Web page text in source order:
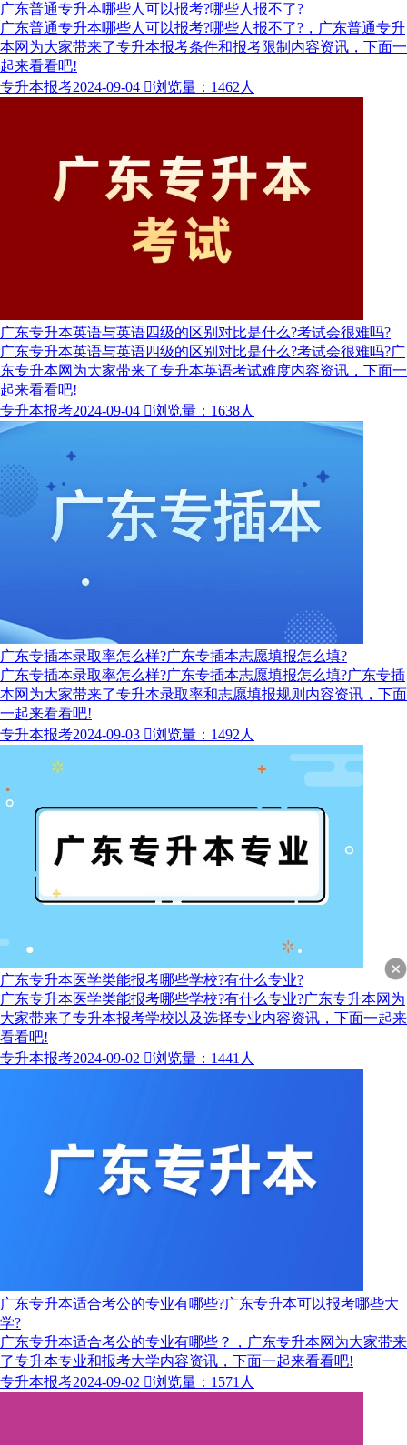
广东普通专升本哪些人可以报考?哪些人报不了?
广东普通专升本哪些人可以报考?哪些人报不了?，广东普通专升
本网为大家带来了专升本报考条件和报考限制内容资讯，下面一
起来看看吧!
专升本报考2024-09-04 浏览量：1462人
广东专升本英语与英语四级的区别对比是什么?考试会很难吗?
广东专升本英语与英语四级的区别对比是什么?考试会很难吗?广
东专升本网为大家带来了专升本英语考试难度内容资讯，下面一
起来看看吧!
专升本报考2024-09-04 浏览量：1638人
广东专插本录取率怎么样?广东专插本志愿填报怎么填?
广东专插本录取率怎么样?广东专插本志愿填报怎么填?广东专插
本网为大家带来了专升本录取率​和志愿填报规则内容资讯，下面
一起来看看吧!
专升本报考2024-09-03 浏览量：1492人
广东专升本医学类能报考哪些学校?有什么专业?
广东专升本医学类能报考哪些学校?有什么专业?广东专升本网为
大家带来了专升本报考学校以及选择专业内容资讯，下面一起来
看看吧!
专升本报考2024-09-02 浏览量：1441人
广东专升本适合考公的专业有哪些?广东专升本可以报考哪些大
学?
广东专升本适合考公的专业有哪些？，广东专升本网为大家带来
了专升本专业和报考大学内容资讯，下面一起来看看吧!
专升本报考2024-09-02 浏览量：1571人